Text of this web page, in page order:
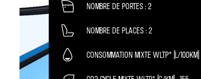
NOMBRE DE PORTES 2
NOMBRE DE PLACES 2
CONSOMMATION MIXTE WLTP* (L/100KM)